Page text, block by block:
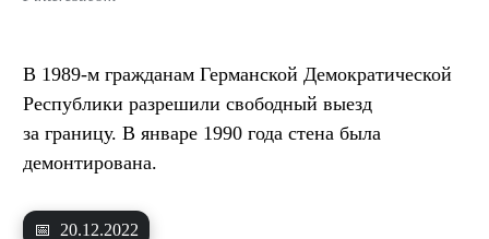
В 1989-м гражданам Германской Демократической
Республики разрешили свободный выезд
за границу. В январе 1990 года стена была
демонтирована.
📅 20.12.2022